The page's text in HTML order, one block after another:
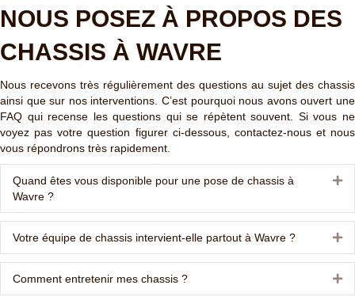
NOUS POSEZ À PROPOS DES
CHASSIS À WAVRE
Nous recevons très régulièrement des questions au sujet des chassis
ainsi que sur nos interventions. C’est pourquoi nous avons ouvert une
FAQ qui recense les questions qui se répètent souvent. Si vous ne
voyez pas votre question figurer ci-dessous, contactez-nous et nous
vous répondrons très rapidement.
Quand êtes vous disponible pour une pose de chassis à
Wavre ?
Votre équipe de chassis intervient-elle partout à Wavre ?
Comment entretenir mes chassis ?